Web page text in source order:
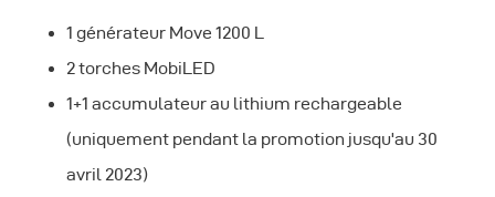
1 générateur Move 1200 L
2 torches MobiLED
1+1 accumulateur au lithium rechargeable
(uniquement pendant la promotion jusqu'au 30
avril 2023)